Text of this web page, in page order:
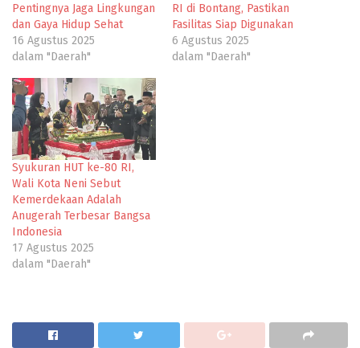
Pentingnya Jaga Lingkungan
dan Gaya Hidup Sehat
16 Agustus 2025
dalam "Daerah"
RI di Bontang, Pastikan
Fasilitas Siap Digunakan
6 Agustus 2025
dalam "Daerah"
Syukuran HUT ke-80 RI,
Wali Kota Neni Sebut
Kemerdekaan Adalah
Anugerah Terbesar Bangsa
Indonesia
17 Agustus 2025
dalam "Daerah"